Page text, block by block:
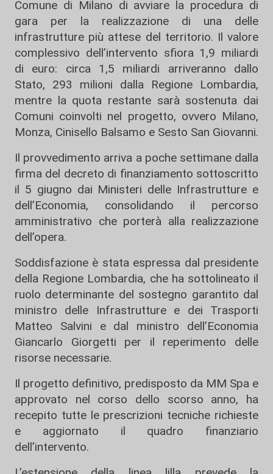
Comune di Milano di avviare la procedura di
gara per la realizzazione di una delle
infrastrutture più attese del territorio. Il valore
complessivo dell’intervento sfiora 1,9 miliardi
di euro: circa 1,5 miliardi arriveranno dallo
Stato, 293 milioni dalla Regione Lombardia,
mentre la quota restante sarà sostenuta dai
Comuni coinvolti nel progetto, ovvero Milano,
Monza, Cinisello Balsamo e Sesto San Giovanni.
Il provvedimento arriva a poche settimane dalla
firma del decreto di finanziamento sottoscritto
il 5 giugno dai Ministeri delle Infrastrutture e
dell’Economia, consolidando il percorso
amministrativo che porterà alla realizzazione
dell’opera.
Soddisfazione è stata espressa dal presidente
della Regione Lombardia, che ha sottolineato il
ruolo determinante del sostegno garantito dal
ministro delle Infrastrutture e dei Trasporti
Matteo Salvini e dal ministro dell’Economia
Giancarlo Giorgetti per il reperimento delle
risorse necessarie.
Il progetto definitivo, predisposto da MM Spa e
approvato nel corso dello scorso anno, ha
recepito tutte le prescrizioni tecniche richieste
e aggiornato il quadro finanziario
dell’intervento.